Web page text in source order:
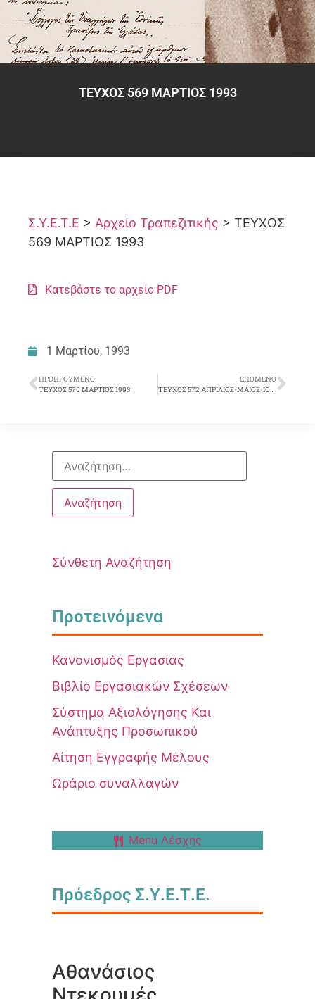
ΤΕΥΧΟΣ 569 ΜΑΡΤΙΟΣ 1993
Σ.Υ.Ε.Τ.Ε > Αρχείο Τραπεζιτικής > ΤΕΥΧΟΣ
569 ΜΑΡΤΙΟΣ 1993
Κατεβάστε το αρχείο PDF
1 Μαρτίου, 1993
ΠΡΟΗΓΟΎΜΕΝΟ
ΤΕΥΧΟΣ 570 ΜΑΡΤΙΟΣ 1993
ΕΠΌΜΕΝΟ
ΤΕΥΧΟΣ 572 ΑΠΡΙΛΙΟΣ-ΜΑΙΟΣ-ΙΟΥΝΙΟΣ 1993
Σύνθετη Αναζήτηση
Προτεινόμενα
Κανονισμός Εργασίας
Βιβλίο Εργασιακών Σχέσεων
Σύστημα Αξιολόγησης Και
Ανάπτυξης Προσωπικού
Αίτηση Εγγραφής Μέλους
Ωράριο συναλλαγών
Menu Λέσχης
Πρόεδρος Σ.Υ.Ε.Τ.Ε.
Αθανάσιος